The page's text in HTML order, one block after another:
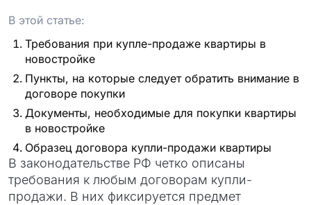
В этой статье:
Требования при купле-продаже квартиры в
новостройке
Пункты, на которые следует обратить внимание в
договоре покупки
Документы, необходимые для покупки квартиры
в новостройке
Образец договора купли-продажи квартиры
В законодательстве РФ четко описаны
требования к любым договорам купли-
продажи. В них фиксируется предмет